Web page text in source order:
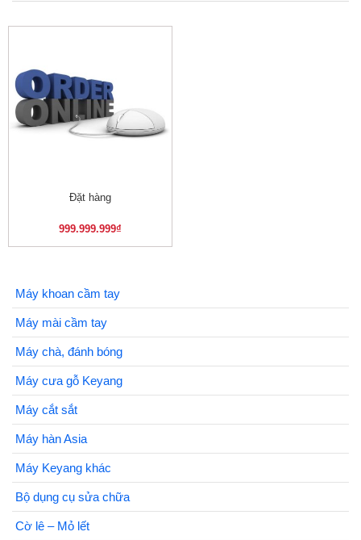
Đặt hàng
999.999.999₫
Máy khoan cầm tay
Máy mài cầm tay
Máy chà, đánh bóng
Máy cưa gỗ Keyang
Máy cắt sắt
Máy hàn Asia
Máy Keyang khác
Bộ dụng cụ sửa chữa
Cờ lê – Mỏ lết